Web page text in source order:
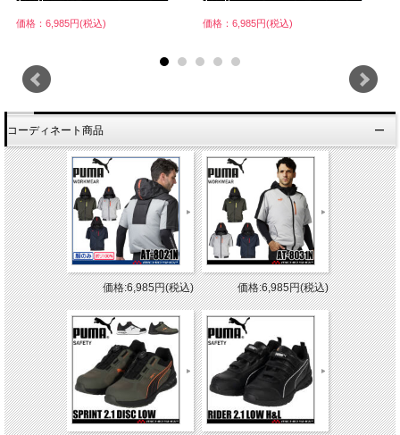
価格：6,985円(税込) 価格：6,985円(税込)
コーディネート商品
価格:6,985円(税込) 価格:6,985円(税込)